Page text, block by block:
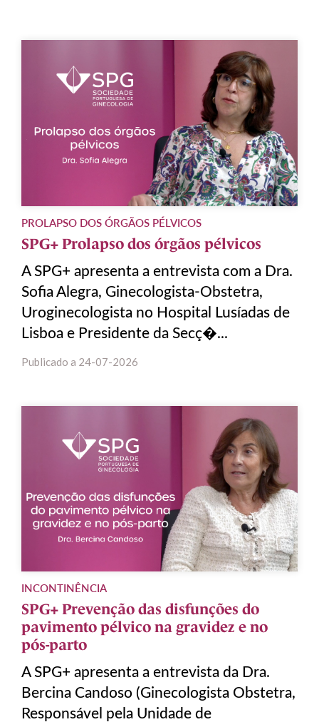
PROLAPSO DOS ÓRGÃOS PÉLVICOS
SPG+ Prolapso dos órgãos pélvicos
A SPG+ apresenta a entrevista com a Dra.
Sofia Alegra, Ginecologista-Obstetra,
Uroginecologista no Hospital Lusíadas de
Lisboa e Presidente da Secç�...
Publicado a 24-07-2026
INCONTINÊNCIA
SPG+ Prevenção das disfunções do
pavimento pélvico na gravidez e no
pós-parto
A SPG+ apresenta a entrevista da Dra.
Bercina Candoso (Ginecologista Obstetra,
Responsável pela Unidade de